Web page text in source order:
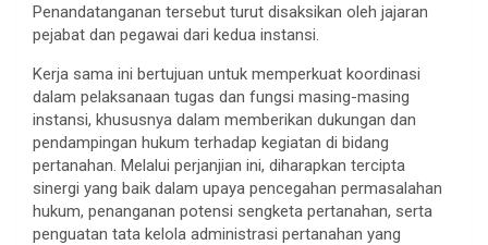
Penandatanganan tersebut turut disaksikan oleh jajaran
pejabat dan pegawai dari kedua instansi.
Kerja sama ini bertujuan untuk memperkuat koordinasi
dalam pelaksanaan tugas dan fungsi masing-masing
instansi, khususnya dalam memberikan dukungan dan
pendampingan hukum terhadap kegiatan di bidang
pertanahan. Melalui perjanjian ini, diharapkan tercipta
sinergi yang baik dalam upaya pencegahan permasalahan
hukum, penanganan potensi sengketa pertanahan, serta
penguatan tata kelola administrasi pertanahan yang